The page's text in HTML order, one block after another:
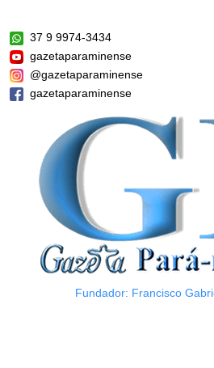
37 9 9974-3434
gazetaparaminense
@gazetaparaminense
gazetaparaminense
Fundador: Francisco